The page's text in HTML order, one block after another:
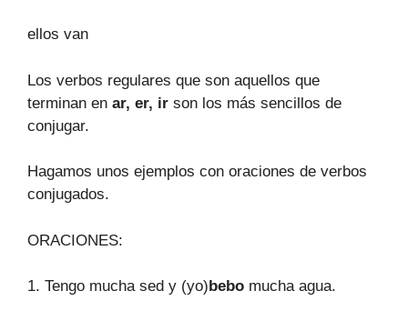
ellos van
Los verbos regulares que son aquellos que
terminan en ar, er, ir son los más sencillos de
conjugar.
Hagamos unos ejemplos con oraciones de verbos
conjugados.
ORACIONES:
1. Tengo mucha sed y (yo)bebo mucha agua.